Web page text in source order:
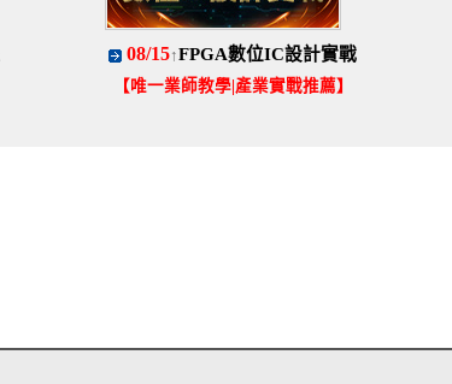
08/15↑FPGA數位IC設計實戰
【唯一業師教學|產業實戰推薦】